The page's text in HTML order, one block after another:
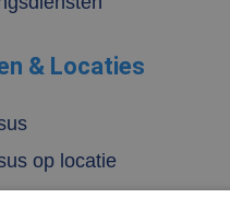
& Locaties
op locatie